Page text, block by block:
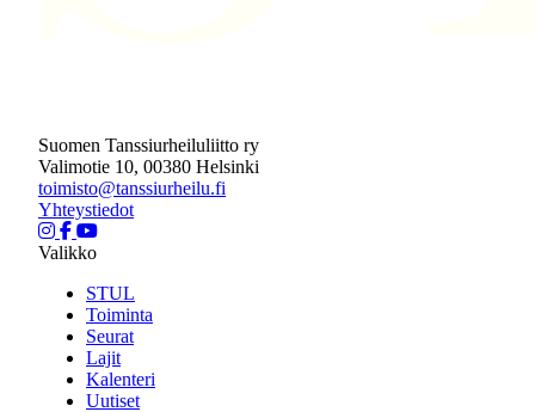
Suomen Tanssiurheiluliitto ry
Valimotie 10, 00380 Helsinki
toimisto@tanssiurheilu.fi
Yhteystiedot
Valikko
STUL
Toiminta
Seurat
Lajit
Kalenteri
Uutiset